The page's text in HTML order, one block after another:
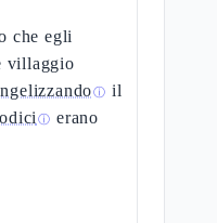
che egli
villaggio
ⓘ il
ⓘ erano